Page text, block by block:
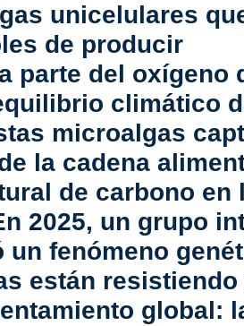
unicelulares
de producir
parte del oxígeno
climático
microalgas
la cadena
de carbono en
2025, un grupo
fenómeno
están
global: